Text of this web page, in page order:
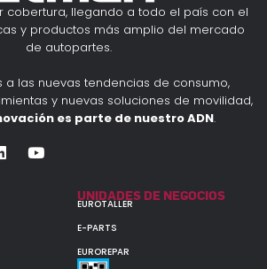
cobertura, llegando a todo el país con el
y productos más amplio del mercado
de autopartes.
a las nuevas tendencias de consumo,
y nuevas soluciones de movilidad,
es parte de nuestro ADN.
UNIDADES DE NEGOCIOS
EUROTALLER
E-PARTS
EUROREPAR